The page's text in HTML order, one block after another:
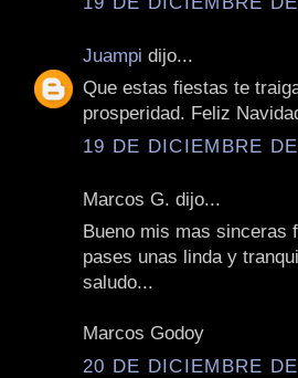
Juampi dijo...
Que estas fiestas te
prosperidad. Feliz
19 DE DICIEMBRE
Marcos G. dijo...
Bueno mis mas sinceras
pases unas linda y
saludo...
Marcos Godoy
20 DE DICIEMBRE